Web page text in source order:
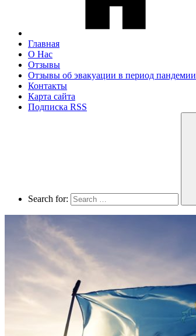
Главная
О Нас
Отзывы
Отзывы об эвакуации в период пандемии
Контакты
Карта сайта
Подписка RSS
Search for: